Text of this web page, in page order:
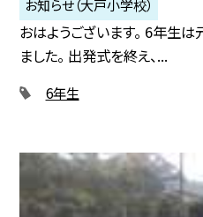
お知らせ（大戸小学校）
おはようございます。 6年生
ました。 出発式を終え、...
6年生